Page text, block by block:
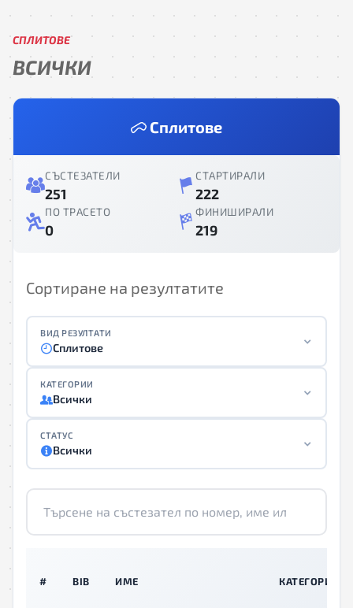
СПЛИТОВЕ
ВСИЧКИ
Сплитове
СЪСТЕЗАТЕЛИ
251
СТАРТИРАЛИ
222
ПО ТРАСЕТО
0
ФИНИШИРАЛИ
219
Сортиране на резултатите
ВИД РЕЗУЛТАТИ
Сплитове
КАТЕГОРИИ
Всички
СТАТУС
Всички
# BIB ИМЕ КАТЕГОРИЯ